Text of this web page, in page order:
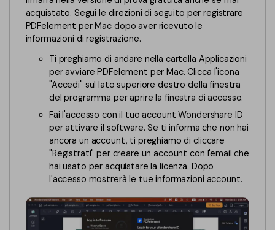
acquistato. Segui le direzioni di seguito per registrare
PDFelement per Mac dopo aver ricevuto le
informazioni di registrazione.
Ti preghiamo di andare nella cartella Applicazioni
per avviare PDFelement per Mac. Clicca l'icona
"Accedi" sul lato superiore destro della finestra
del programma per aprire la finestra di accesso.
Fai l'accesso con il tuo account Wondershare ID
per attivare il software. Se ti informa che non hai
ancora un account, ti preghiamo di cliccare
"Registrati" per creare un account con l'email che
hai usato per acquistare la licenza. Dopo
l'accesso mostrerà le tue informazioni account.